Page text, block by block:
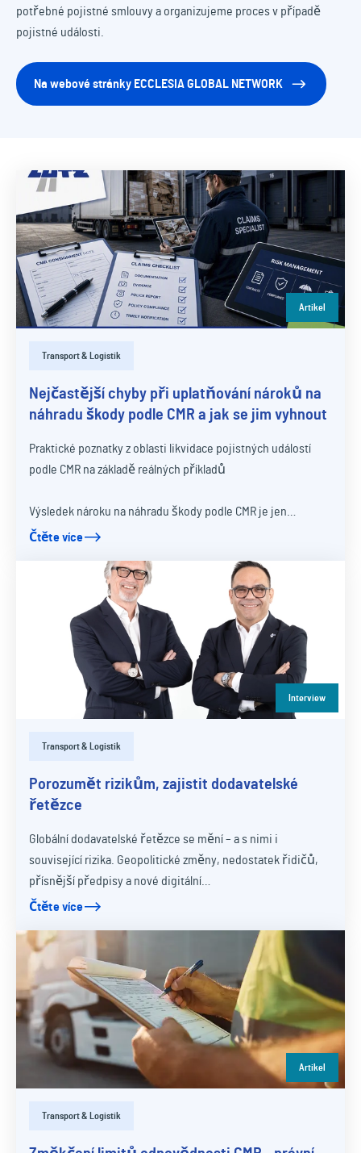
potřebné pojistné smlouvy a organizujeme proces v případě
pojistné události.
Na webové stránky ECCLESIA GLOBAL NETWORK
Artikel
Transport & Logistik
Nejčastější chyby při uplatňování nároků na
náhradu škody podle CMR a jak se jim vyhnout
Praktické poznatky z oblasti likvidace pojistných událostí
podle CMR na základě reálných příkladů
Výsledek nároku na náhradu škody podle CMR je jen…
Čtěte více
Interview
Transport & Logistik
Porozumět rizikům, zajistit dodavatelské
řetězce
Globální dodavatelské řetězce se mění – a s nimi i
související rizika. Geopolitické změny, nedostatek řidičů,
přísnější předpisy a nové digitální…
Čtěte více
Artikel
Transport & Logistik